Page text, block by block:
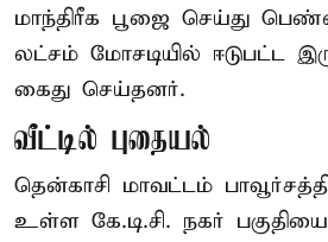
மாந்திரீக பூஜை செய்து
லட்சம் மோசடியில் ஈடுபட்ட
கைது செய்தனர்.
வீட்டில் புதையல்
தென்காசி மாவட்டம்
உள்ள கே.டி.சி. நகர்